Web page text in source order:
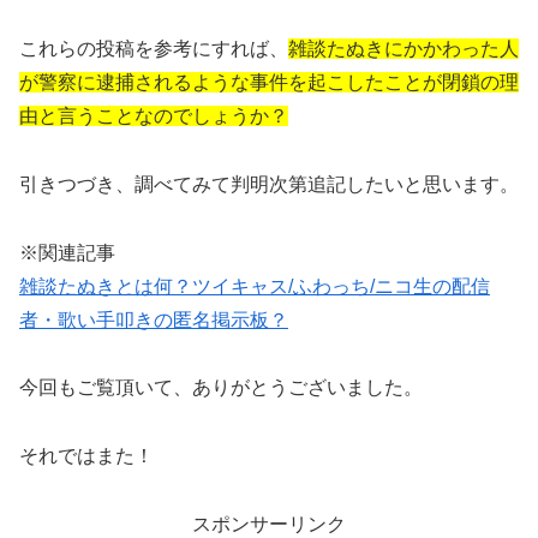
これらの投稿を参考にすれば、 雑談たぬきにかかわった人
が警察に逮捕されるような事件を起こしたことが閉鎖の理
由と言うことなのでしょうか？
引きつづき、調べてみて判明次第追記したいと思います。
※関連記事
雑談たぬきとは何？ツイキャス/ふわっち/ニコ生の配信
者・歌い手叩きの匿名掲示板？
今回もご覧頂いて、ありがとうございました。
それではまた！
スポンサーリンク